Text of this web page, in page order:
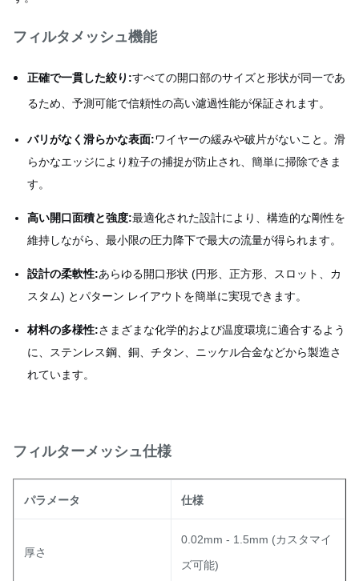
フィルタメッシュ機能
正確で一貫した絞り:すべての開口部のサイズと形状が同一であ
るため、予測可能で信頼性の高い濾過性能が保証されます。
バリがなく滑らかな表面:ワイヤーの緩みや破片がないこと。滑
らかなエッジにより粒子の捕捉が防止され、簡単に掃除できま
す。
高い開口面積と強度:最適化された設計により、構造的な剛性を
維持しながら、最小限の圧力降下で最大の流量が得られます。
設計の柔軟性:あらゆる開口形状 (円形、正方形、スロット、カ
スタム) とパターン レイアウトを簡単に実現できます。
材料の多様性:さまざまな化学的および温度環境に適合するよう
に、ステンレス鋼、銅、チタン、ニッケル合金などから製造さ
れています。
フィルターメッシュ仕様
パラメータ 仕様
厚さ
0.02mm - 1.5mm (カスタマイ
ズ可能)